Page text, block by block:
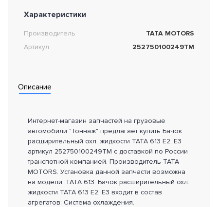
Характеристики
Производитель
TATA MOTORS
Артикул
252750100249TM
Описание
Интернет-магазин запчастей на грузовые
автомобили "Тоннаж" предлагает купить Бачок
расширительный охл. жидкости TATA 613 E2, E3
артикул 252750100249TM с доставкой по России
транспотной компанией. Производитель TATA
MOTORS. Установка данной запчасти возможна
на модели: TATA 613. Бачок расширительный охл.
жидкости TATA 613 E2, E3 входит в состав
агрегатов: Система охлаждения.